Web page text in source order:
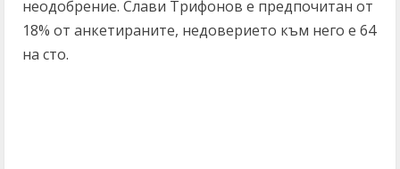
неодобрение. Слави Трифонов е предпочитан от
18% от анкетираните, недоверието към него е 64
на сто.